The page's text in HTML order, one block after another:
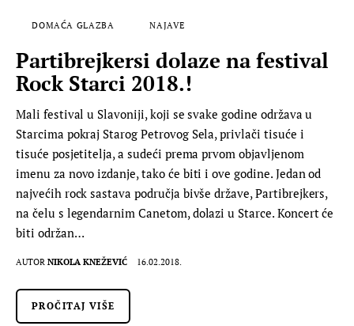
DOMAĆA GLAZBA NAJAVE
Partibrejkersi dolaze na festival
Rock Starci 2018.!
Mali festival u Slavoniji, koji se svake godine održava u
Starcima pokraj Starog Petrovog Sela, privlači tisuće i
tisuće posjetitelja, a sudeći prema prvom objavljenom
imenu za novo izdanje, tako će biti i ove godine. Jedan od
najvećih rock sastava područja bivše države, Partibrejkers,
na čelu s legendarnim Canetom, dolazi u Starce. Koncert će
biti održan…
AUTOR NIKOLA KNEŽEVIĆ 16.02.2018.
PROČITAJ VIŠE